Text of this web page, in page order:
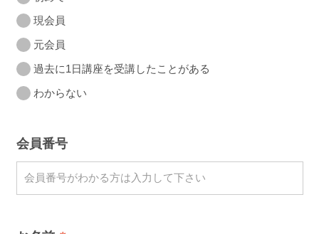
現会員
元会員
過去に1日講座を受講したことがある
わからない
会員番号